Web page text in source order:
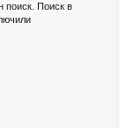
поиск. Поиск в